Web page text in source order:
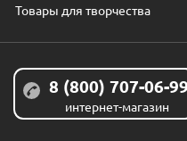
Товары для творчества
8 (800) 707-06-
интернет-магазин